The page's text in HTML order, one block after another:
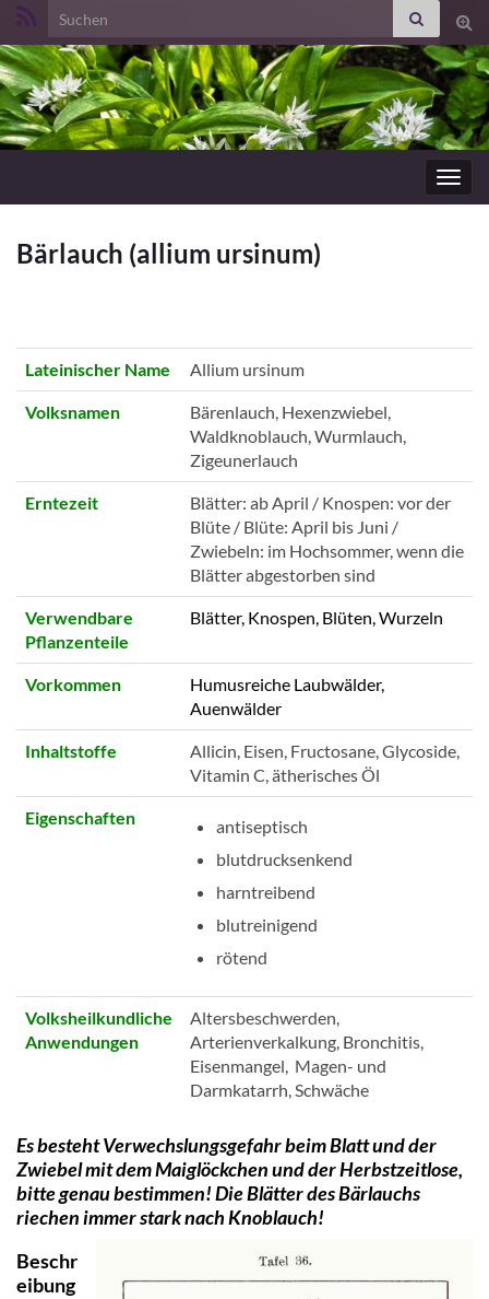
Search for:
Bärlauch (allium ursinum)
Lateinischer Name Allium ursinum
Volksnamen
Bärenlauch, Hexenzwiebel,
Waldknoblauch, Wurmlauch,
Zigeunerlauch
Erntezeit
Blätter: ab April / Knospen: vor der
Blüte / Blüte: April bis Juni /
Zwiebeln: im Hochsommer, wenn die
Blätter abgestorben sind
Verwendbare
Pflanzenteile
Blätter, Knospen, Blüten, Wurzeln
Vorkommen
Humusreiche Laubwälder,
Auenwälder
Inhaltstoffe
Allicin, Eisen, Fructosane, Glycoside,
Vitamin C, ätherisches Öl
Eigenschaften
antiseptisch
blutdrucksenkend
harntreibend
blutreinigend
rötend
Volksheilkundliche
Anwendungen
Altersbeschwerden,
Arterienverkalkung, Bronchitis,
Eisenmangel, Magen- und
Darmkatarrh, Schwäche
Es besteht Verwechslungsgefahr beim Blatt und der
Zwiebel mit dem Maiglöckchen und der Herbstzeitlose,
bitte genau bestimmen! Die Blätter des Bärlauchs
riechen immer stark nach Knoblauch!
Beschr
eibung